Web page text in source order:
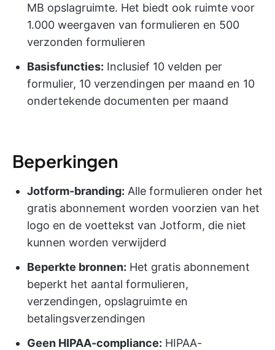
MB opslagruimte. Het biedt ook ruimte voor
1.000 weergaven van formulieren en 500
verzonden formulieren
Basisfuncties: Inclusief 10 velden per
formulier, 10 verzendingen per maand en 10
ondertekende documenten per maand
Beperkingen
Jotform-branding: Alle formulieren onder het
gratis abonnement worden voorzien van het
logo en de voettekst van Jotform, die niet
kunnen worden verwijderd
Beperkte bronnen: Het gratis abonnement
beperkt het aantal formulieren,
verzendingen, opslagruimte en
betalingsverzendingen
Geen HIPAA-compliance: HIPAA-